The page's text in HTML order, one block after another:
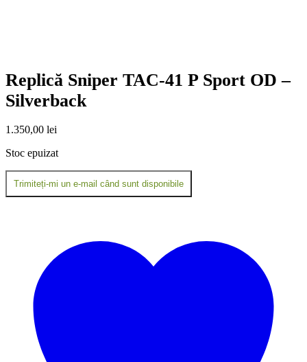
Replică Sniper TAC-41 P Sport OD –
Silverback
1.350,00 lei
Stoc epuizat
Trimiteți-mi un e-mail când sunt disponibile